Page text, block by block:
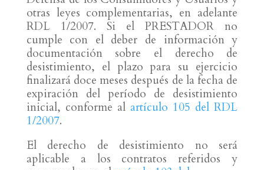
otras leyes complementarias, en adelante
RDL 1/2007. Si el PRESTADOR no
cumple con el deber de información y
documentación sobre el derecho de
desistimiento, el plazo para su ejercicio
finalizará doce meses después de la fecha de
expiración del período de desistimiento
inicial, conforme al artículo 105 del RDL
1/2007.
El derecho de desistimiento no será
aplicable a los contratos referidos y